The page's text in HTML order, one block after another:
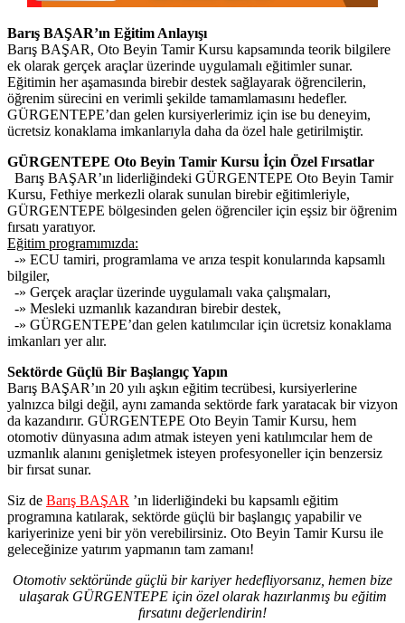
Barış BAŞAR’ın Eğitim Anlayışı
Barış BAŞAR, Oto Beyin Tamir Kursu kapsamında teorik bilgilere
ek olarak gerçek araçlar üzerinde uygulamalı eğitimler sunar.
Eğitimin her aşamasında birebir destek sağlayarak öğrencilerin,
öğrenim sürecini en verimli şekilde tamamlamasını hedefler.
GÜRGENTEPE’dan gelen kursiyerlerimiz için ise bu deneyim,
ücretsiz konaklama imkanlarıyla daha da özel hale getirilmiştir.
GÜRGENTEPE Oto Beyin Tamir Kursu İçin Özel Fırsatlar
Barış BAŞAR’ın liderliğindeki GÜRGENTEPE Oto Beyin Tamir
Kursu, Fethiye merkezli olarak sunulan birebir eğitimleriyle,
GÜRGENTEPE bölgesinden gelen öğrenciler için eşsiz bir öğrenim
fırsatı yaratıyor.
Eğitim programımızda:
-» ECU tamiri, programlama ve arıza tespit konularında kapsamlı
bilgiler,
-» Gerçek araçlar üzerinde uygulamalı vaka çalışmaları,
-» Mesleki uzmanlık kazandıran birebir destek,
-» GÜRGENTEPE’dan gelen katılımcılar için ücretsiz konaklama
imkanları yer alır.
Sektörde Güçlü Bir Başlangıç Yapın
Barış BAŞAR’ın 20 yılı aşkın eğitim tecrübesi, kursiyerlerine
yalnızca bilgi değil, aynı zamanda sektörde fark yaratacak bir vizyon
da kazandırır. GÜRGENTEPE Oto Beyin Tamir Kursu, hem
otomotiv dünyasına adım atmak isteyen yeni katılımcılar hem de
uzmanlık alanını genişletmek isteyen profesyoneller için benzersiz
bir fırsat sunar.
Siz de Barış BAŞAR ’ın liderliğindeki bu kapsamlı eğitim
programına katılarak, sektörde güçlü bir başlangıç yapabilir ve
kariyerinize yeni bir yön verebilirsiniz. Oto Beyin Tamir Kursu ile
geleceğinize yatırım yapmanın tam zamanı!
Otomotiv sektöründe güçlü bir kariyer hedefliyorsanız, hemen bize
ulaşarak GÜRGENTEPE için özel olarak hazırlanmış bu eğitim
fırsatını değerlendirin!